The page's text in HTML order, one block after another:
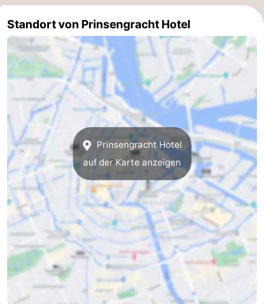
-
Nordholland
-
Südholland
Praktisch
Reisebuchshop
Őffentliche
Verkehr
Route
Hauptbahnhof
Schiphol
Eindhoven
Parken
Tipps
Standort von Prinsengracht Hotel
Prinsengracht Hotel
auf der Karte anzeigen